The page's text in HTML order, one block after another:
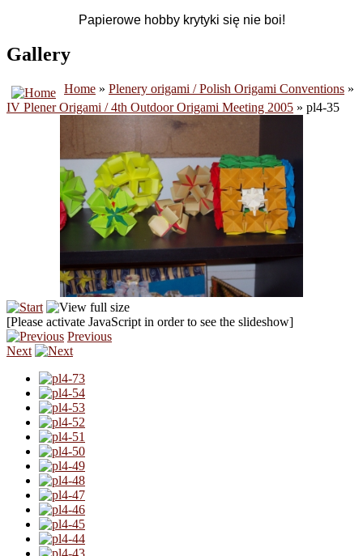
Papierowe hobby krytyki się nie boi!
Gallery
Home » Plenery origami / Polish Origami Conventions »
IV Plener Origami / 4th Outdoor Origami Meeting 2005 » pl4-35
[Please activate JavaScript in order to see the slideshow]
Previous
Next